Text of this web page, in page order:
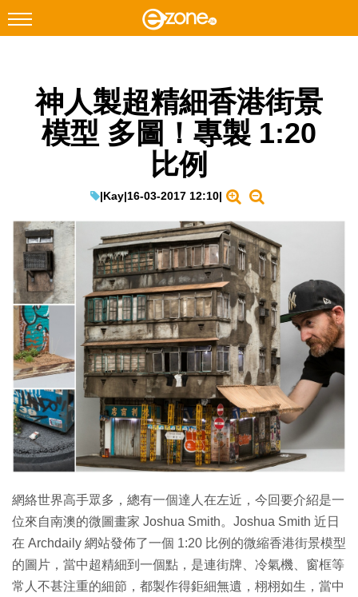
Facebook Instagram
科技焦點
教學評測
EduTech
IT Times
生成式AI與雲端應用
Enterprise Digital Transformation
特集
神人製超精細香港街景
模型 多圖！專製 1:20
比例
|Kay|16-03-2017 12:10|
網絡世界高手眾多，總有一個達人在左近，今回要介紹是一
位來自南澳的微圖畫家 Joshua Smith。Joshua Smith 近日
在 Archdaily 網站發佈了一個 1:20 比例的微縮香港街景模型
的圖片，當中超精細到一個點，是連街牌、冷氣機、窗框等
常人不甚注重的細節，都製作得鉅細無遺，栩栩如生，當中